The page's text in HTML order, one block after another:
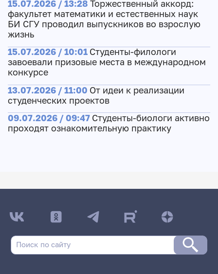
15.07.2026 / 13:28 Торжественный аккорд:
факультет математики и естественных наук
БИ СГУ проводил выпускников во взрослую
жизнь
15.07.2026 / 10:01 Студенты-филологи
завоевали призовые места в международном
конкурсе
13.07.2026 / 11:00 От идеи к реализации
студенческих проектов
09.07.2026 / 09:47 Студенты-биологи активно
проходят ознакомительную практику